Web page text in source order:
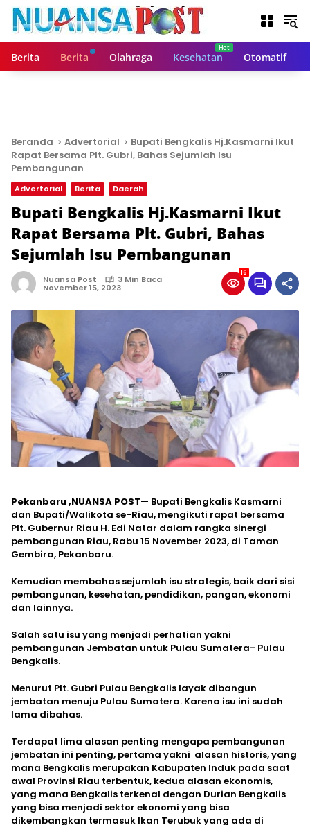
Berita Berita Olahraga Kesehatan Otomatif
Beranda Advertorial
Bupati Bengkalis Hj.Kasmarni Ikut
Rapat Bersama Plt. Gubri, Bahas Sejumlah Isu
Pembangunan
Advertorial Berita Daerah
Bupati Bengkalis Hj.Kasmarni Ikut
Rapat Bersama Plt. Gubri, Bahas
Sejumlah Isu Pembangunan
Nuansa Post 3 Min Baca
November 15, 2023
16
Pekanbaru ,NUANSA POST— Bupati Bengkalis Kasmarni
dan Bupati/Walikota se-Riau, mengikuti rapat bersama
Plt. Gubernur Riau H. Edi Natar dalam rangka sinergi
pembangunan Riau, Rabu 15 November 2023, di Taman
Gembira, Pekanbaru.
Kemudian membahas sejumlah isu strategis, baik dari sisi
pembangunan, kesehatan, pendidikan, pangan, ekonomi
dan lainnya.
Salah satu isu yang menjadi perhatian yakni
pembangunan Jembatan untuk Pulau Sumatera- Pulau
Bengkalis.
Menurut Plt. Gubri Pulau Bengkalis layak dibangun
jembatan menuju Pulau Sumatera. Karena isu ini sudah
lama dibahas.
Terdapat lima alasan penting mengapa pembangunan
jembatan ini penting, pertama yakni alasan historis, yang
mana Bengkalis merupakan Kabupaten Induk pada saat
awal Provinsi Riau terbentuk, kedua alasan ekonomis,
yang mana Bengkalis terkenal dengan Durian Bengkalis
yang bisa menjadi sektor ekonomi yang bisa
dikembangkan termasuk Ikan Terubuk yang ada di